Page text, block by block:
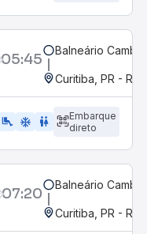
05:45 Balneário
Curitiba, PR -
airline_seat_legroom_extra ac_unit wc
Embarque
direto
07:20 Balneário
Curitiba, PR -